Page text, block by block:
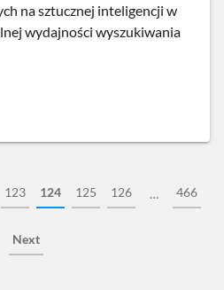
na sztucznej inteligencji w
wydajności wyszukiwania
123 124 125 126 … 466
Next